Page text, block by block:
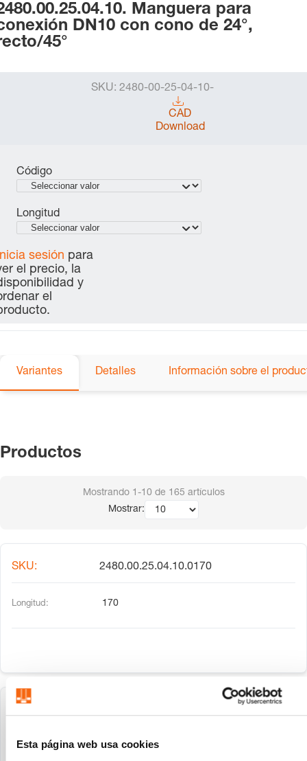
Esta página web usa cookies
Manguera para
DN10 con cono de 24°,
45°
SKU: 2480-00-25-04-10-
CAD
Download
Código
Longitud
sesión para
el precio, la
y
el
Variantes Detalles Información sobre el
Productos
Mostrando 1-10 de 165 artículos
Mostrar:
2480.00.25.04.10.0170
170
180